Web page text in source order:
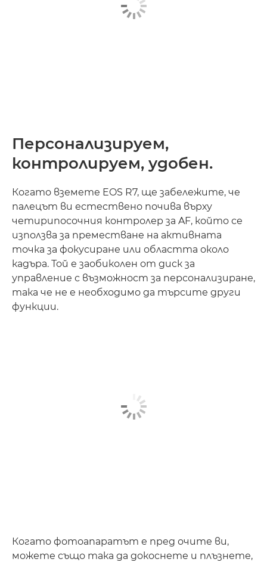
Персонализируем,
контролируем, удобен.
Когато вземете EOS R7, ще забележите, че
палецът ви естествено почива върху
четирипосочния контролер за AF, който се
използва за преместване на активната
точка за фокусиране или областта около
кадъра. Той е заобиколен от диск за
управление с възможност за персонализиране,
така че не е необходимо да търсите други
функции.
Когато фотоапаратът е пред очите ви,
можете също така да докоснете и плъзнете,